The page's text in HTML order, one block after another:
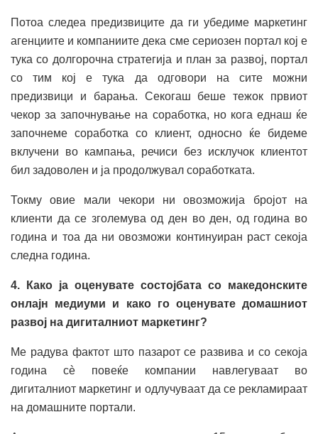
Потоа следеа предизвиците да ги убедиме маркетинг
агенциите и компаниите дека сме сериозен портал кој е
тука со долгорочна стратегија и план за развој, портал
со тим кој е тука да одговори на сите можни
предизвици и барања. Секогаш беше тежок првиот
чекор за започнување на соработка, но кога еднаш ќе
започнеме соработка со клиент, односно ќе бидеме
вклучени во кампања, речиси без исклучок клиентот
бил задоволен и ја продолжувал соработката.
Токму овие мали чекори ни овозможија бројот на
клиенти да се зголемува од ден во ден, од година во
година и тоа да ни овозможи континуиран раст секоја
следна година.
4. Како ја оценувате состојбата со македонските
онлајн медиуми и како го оценувате домашниот
развој на дигиталниот маркетинг?
Ме радува фактот што пазарот се развива и со секоја
година сè повеќе компании навлегуваат во
дигиталниот маркетинг и одлучуваат да се рекламираат
на домашните портали.